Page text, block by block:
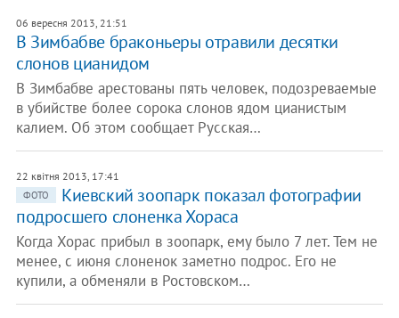
06 вересня 2013, 21:51
В Зимбабве браконьеры отравили десятки
слонов цианидом
В Зимбабве арестованы пять человек, подозреваемые
в убийстве более сорока слонов ядом цианистым
калием. Об этом сообщает Русская…
22 квітня 2013, 17:41
ФОТО
Киевский зоопарк показал фотографии
подросшего слоненка Хораса
Когда Хорас прибыл в зоопарк, ему было 7 лет. Тем не
менее, с июня слоненок заметно подрос. Его не
купили, а обменяли в Ростовском…